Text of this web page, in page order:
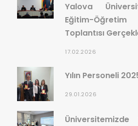
Yalova
Eğitim-
Toplantısı
17.02.2026
Yılın Personeli
29.01.2026